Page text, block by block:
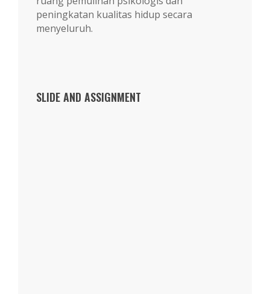
peningkatan kualitas hidup secara
menyeluruh.
SLIDE AND ASSIGNMENT